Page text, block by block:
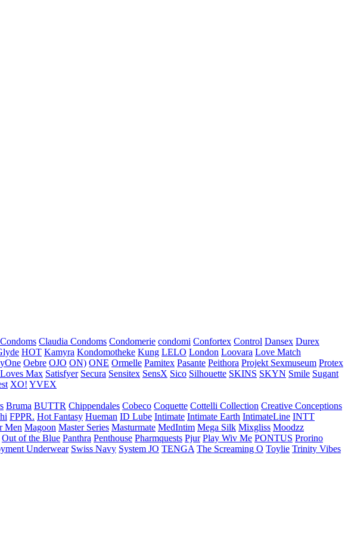
Claudia Condoms Condomerie condomi Confortex Control Dansex Durex
HOT Kamyra Kondomotheke Kung LELO London Loovara Love Match
Oebre OJO ON) ONE Ormelle Pamitex Pasante Peithora Projekt Sexmuseum Protex
Max Satisfyer Secura Sensitex SensX Sico Silhouette SKINS SKYN Smile Sugant
XO! YVEX
Bruma BUTTR Chippendales Cobeco Coquette Cottelli Collection Creative Conceptions
FPPR. Hot Fantasy Hueman ID Lube Intimate Intimate Earth IntimateLine INTT
Men Magoon Master Series Masturmate MedIntim Mega Silk Mixgliss Moodzz
Out of the Blue Panthra Penthouse Pharmquests Pjur Play Wiv Me PONTUS Prorino
Underwear Swiss Navy System JO TENGA The Screaming O Toylie Trinity Vibes